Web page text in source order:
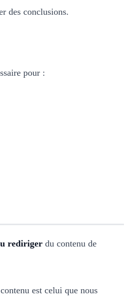
des conclusions.
pour :
rediriger du contenu de
est celui que nous